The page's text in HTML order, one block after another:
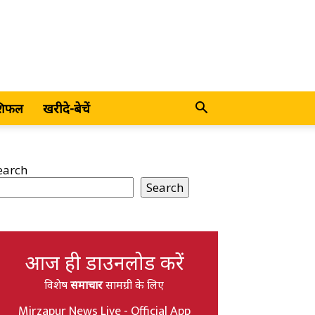
खरीदे-बेचें
Search
आज ही डाउनलोड करें
विशेषसमाचारसामग्री के लिए